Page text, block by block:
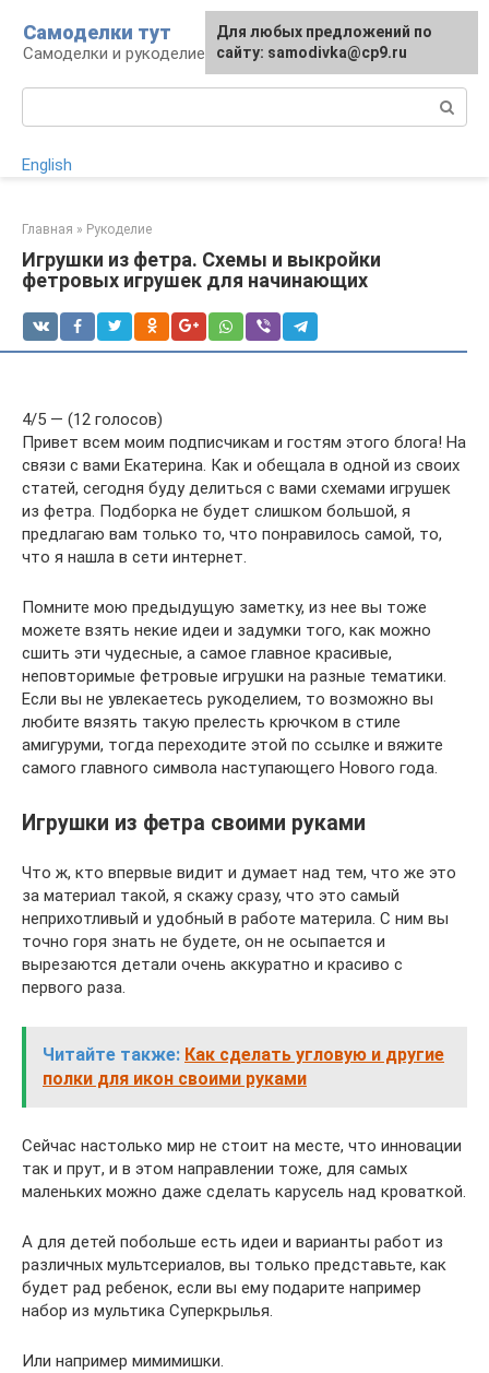
контенту
Самоделки тут
Самоделки и рукоделие для дома и участка
English
Главная » Рукоделие
Игрушки из фетра. Схемы и выкройки
фетровых игрушек для начинающих
4/5 — (12 голосов)
Привет всем моим подписчикам и гостям этого блога! На
связи с вами Екатерина. Как и обещала в одной из своих
статей, сегодня буду делиться с вами схемами игрушек
из фетра. Подборка не будет слишком большой, я
предлагаю вам только то, что понравилось самой, то,
что я нашла в сети интернет.
Помните мою предыдущую заметку, из нее вы тоже
можете взять некие идеи и задумки того, как можно
сшить эти чудесные, а самое главное красивые,
неповторимые фетровые игрушки на разные тематики.
Если вы не увлекаетесь рукоделием, то возможно вы
любите вязять такую прелесть крючком в стиле
амигуруми, тогда переходите этой по ссылке и вяжите
самого главного символа наступающего Нового года.
Игрушки из фетра своими руками
Что ж, кто впервые видит и думает над тем, что же это
за материал такой, я скажу сразу, что это самый
неприхотливый и удобный в работе материла. С ним вы
точно горя знать не будете, он не осыпается и
вырезаются детали очень аккуратно и красиво с
первого раза.
Читайте также: Как сделать угловую и другие
полки для икон своими руками
Сейчас настолько мир не стоит на месте, что инновации
так и прут, и в этом направлении тоже, для самых
маленьких можно даже сделать карусель над кроваткой.
А для детей побольше есть идеи и варианты работ из
различных мультсериалов, вы только представьте, как
будет рад ребенок, если вы ему подарите например
набор из мультика Суперкрылья.
Или например мимимишки.
Для любых предложений по
сайту: samodivka@cp9.ru